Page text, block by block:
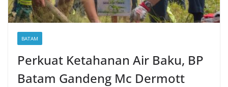
BATAM
Perkuat Ketahanan Air Baku, BP
Batam Gandeng Mc Dermott